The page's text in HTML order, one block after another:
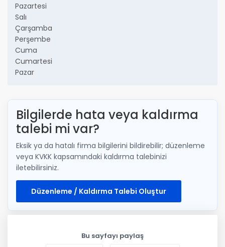
Pazartesi
Salı
Çarşamba
Perşembe
Cuma
Cumartesi
Pazar
Bilgilerde hata veya kaldırma
talebi mi var?
Eksik ya da hatalı firma bilgilerini bildirebilir; düzenleme
veya KVKK kapsamındaki kaldırma talebinizi
iletebilirsiniz.
Düzenleme / Kaldırma Talebi Oluştur
Bu sayfayı paylaş